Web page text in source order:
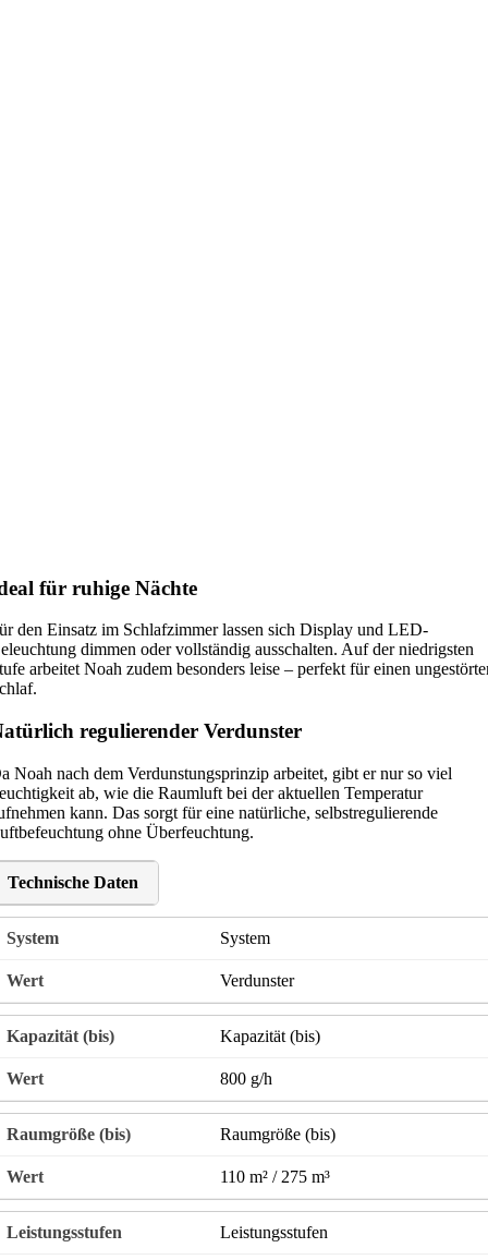
für ruhige Nächte
den Einsatz im Schlafzimmer lassen sich Display und LED-
dimmen oder vollständig ausschalten. Auf der niedrigsten
arbeitet Noah zudem besonders leise – perfekt für einen
regulierender Verdunster
Noah nach dem Verdunstungsprinzip arbeitet, gibt er nur so viel
ab, wie die Raumluft bei der aktuellen Temperatur
kann. Das sorgt für eine natürliche, selbstregulierende
ohne Überfeuchtung.
Technische Daten
System
Verdunster
Kapazität (bis)
800 g/h
Raumgröße (bis)
110 m² / 275 m³
Leistungsstufen